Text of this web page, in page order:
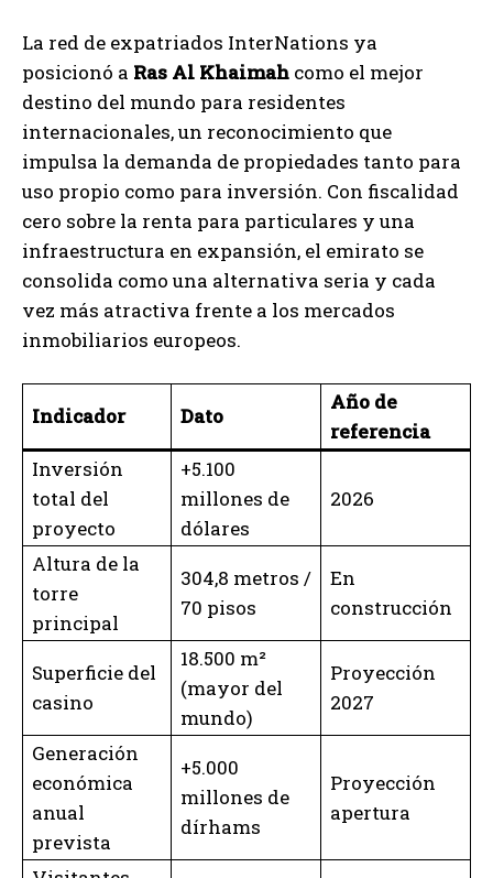
La red de expatriados InterNations ya
posicionó a Ras Al Khaimah como el mejor
destino del mundo para residentes
internacionales, un reconocimiento que
impulsa la demanda de propiedades tanto para
uso propio como para inversión. Con fiscalidad
cero sobre la renta para particulares y una
infraestructura en expansión, el emirato se
consolida como una alternativa seria y cada
vez más atractiva frente a los mercados
inmobiliarios europeos.
Indicador Dato
Año de
referencia
Inversión
total del
proyecto
+5.100
millones de
dólares
2026
Altura de la
torre
principal
304,8 metros /
70 pisos
En
construcción
Superficie del
casino
18.500 m²
(mayor del
mundo)
Proyección
2027
Generación
económica
anual
prevista
+5.000
millones de
dírhams
Proyección
apertura